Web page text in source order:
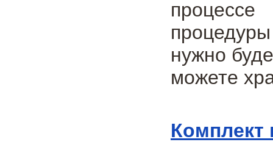
нужно
можете
Комплект